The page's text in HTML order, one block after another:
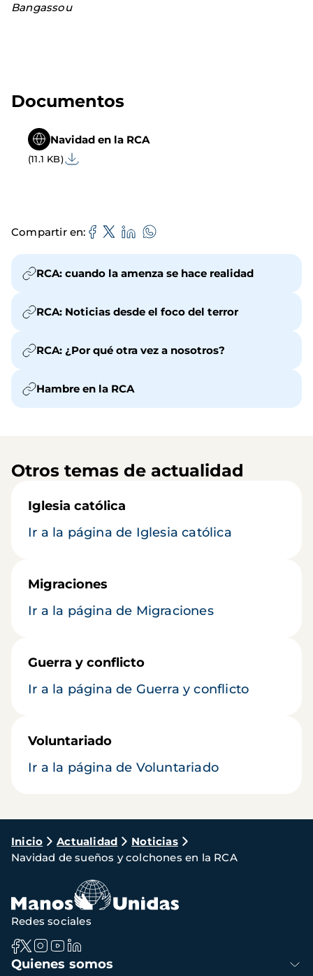
Bangassou
Documentos
Navidad en la RCA
(11.1 KB)
Compartir en
RCA: cuando la amenza se hace realidad
RCA: Noticias desde el foco del terror
RCA: ¿Por qué otra vez a nosotros?
Hambre en la RCA
Otros temas de actualidad
Iglesia católica
Ir a la página de Iglesia católica
Migraciones
Ir a la página de Migraciones
Guerra y conflicto
Ir a la página de Guerra y conflicto
Voluntariado
Ir a la página de Voluntariado
Ruta
de
navegación
Inicio Actualidad
Noticias
Navidad de sueños y colchones en la RCA
Navegación
Quienes somos
Redes sociales